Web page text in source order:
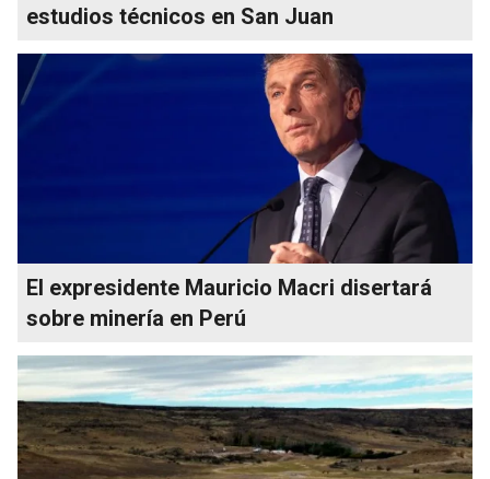
estudios técnicos en San Juan
El expresidente Mauricio Macri disertará
sobre minería en Perú